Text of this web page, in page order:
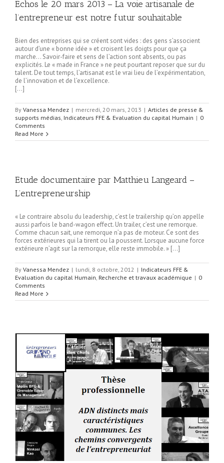
Echos le 20 mars 2013 – La voie artisanale de
l’entrepreneur est notre futur souhaitable
Bien des entreprises qui se créent sont vides : des gens s’associent
autour d’une « bonne idée » et croisent les doigts pour que ça
marche… Savoir-faire et sens de l’action sont absents, ou pas
explicités. Le « made in France » ne peut pourtant reposer que sur du
talent. De tout temps, l’artisanat est le vrai lieu de l’expérimentation,
de l’innovation et de l’excellence.
[…]
By Vanessa Mendez | mercredi, 20 mars, 2013 | Articles de presse &
supports médias Indicateurs FFE & Evaluation du capital Humain | 0
Comments
Read More
Etude documentaire par Matthieu Langeard –
L’entrepreneurship
« Le contraire absolu du leadership, c’est le trailership qu’on appelle
aussi parfois le band-wagon effect. Un trailer, c’est une remorque.
Comme chacun sait, une remorque n’a pas de moteur. Ce sont des
forces extérieures qui la tirent ou la poussent. Lorsque aucune force
extérieure n’agit sur la remorque, elle reste immobile. » […]
By Vanessa Mendez | lundi, 8 octobre, 2012 | Indicateurs FFE &
Evaluation du capital Humain Recherche et travaux académique | 0
Comments
Read More